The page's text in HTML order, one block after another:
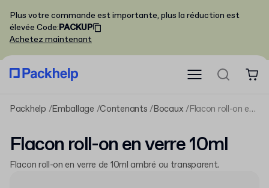
Plus votre commande est importante, plus la réduction est
élevée Code:PACKUP
Achetez maintenant
Packhelp Emballage Contenants Bocaux Flacon roll-on en verre 10ml
Flacon roll-on en verre 10ml
Flacon roll-on en verre de 10ml ambré ou transparent.